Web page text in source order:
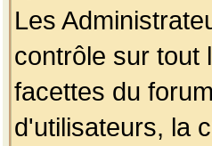
Les
contrôle sur tout
facettes du
d'utilisateurs, la